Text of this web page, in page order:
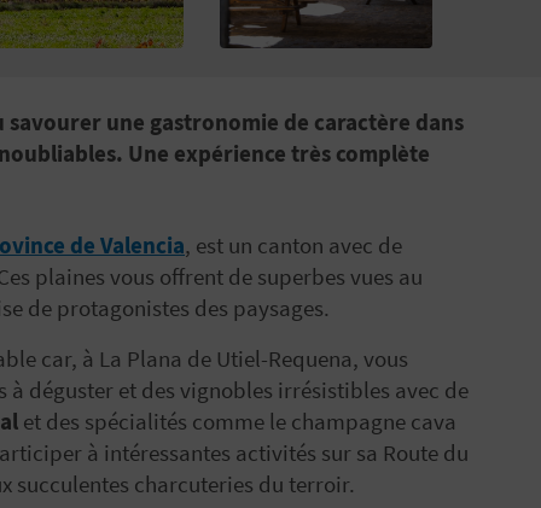
une gastronomie de caractère dans
Une expérience très complète
de Valencia, est un canton avec de
plaines vous offrent de superbes vues au
de protagonistes des paysages.
car, à La Plana de Utiel-Requena, vous
à déguster et des vignobles irrésistibles avec de
et des spécialités comme le champagne cava
à intéressantes activités sur sa Route du
succulentes charcuteries du terroir.